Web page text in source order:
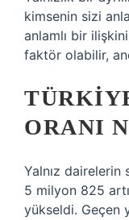
kimsenin sizi
anlamlı bir
faktör olabilir,
ORANI
Yalnız dairelerin
5 milyon 825
yükseldi. Geçen